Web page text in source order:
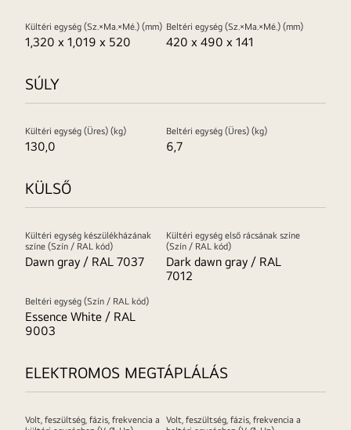
Kültéri egység (Sz.×Ma.×Mé.) (mm)
1,320 x 1,019 x 520
Beltéri egység (Sz.×Ma.×Mé.) (mm)
420 x 490 x 141
SÚLY
Kültéri egység (Üres) (kg)
130,0
Beltéri egység (Üres) (kg)
6,7
KÜLSŐ
Kültéri egység készülékházának
színe (Szín / RAL kód)
Dawn gray / RAL 7037
Kültéri egység első rácsának színe
(Szín / RAL kód)
Dark dawn gray / RAL
7012
Beltéri egység (Szín / RAL kód)
Essence White / RAL
9003
ELEKTROMOS MEGTÁPLÁLÁS
Volt, feszültség, fázis, frekvencia a
Volt, feszültség, fázis, frekvencia a